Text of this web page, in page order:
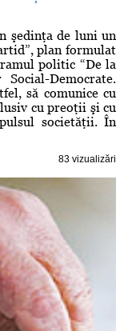
şedinţa de luni un
plan formulat
politic “De la
Democrate.
să comunice cu
cu preoţii şi cu
societăţii. În
83 vizualizări